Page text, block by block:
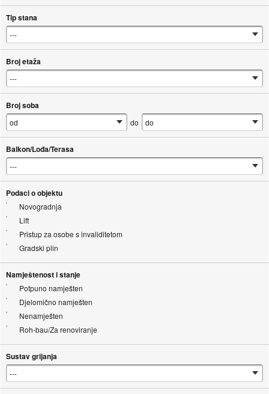
Tip stana
Broj etaža
Broj soba
do
Balkon/Lođa/Terasa
Podaci o objektu
Novogradnja
Lift
Pristup za osobe s invaliditetom
Gradski plin
Namještenost i stanje
Potpuno namješten
Djelomično namješten
Nenamješten
Roh-bau/Za renoviranje
Sustav grijanja